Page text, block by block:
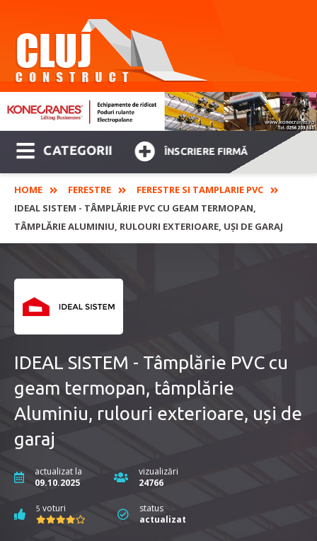
CATEGORII ÎNSCRIERE FIRMĂ
HOME FERESTRE
FERESTRE SI TAMPLARIE PVC
IDEAL SISTEM - TÂMPLĂRIE PVC CU GEAM TERMOPAN,
TÂMPLĂRIE ALUMINIU, RULOURI EXTERIOARE, UȘI DE GARAJ
IDEAL SISTEM - Tâmplărie PVC cu
geam termopan, tâmplărie
Aluminiu, rulouri exterioare, uși de
garaj
actualizat la
09.10.2025
vizualizări
24766
5 voturi
status
actualizat